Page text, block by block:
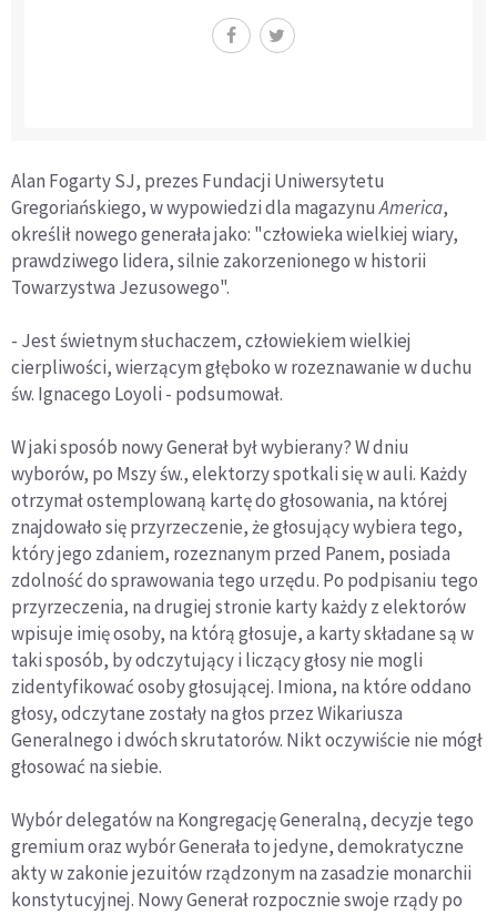
Alan Fogarty SJ, prezes Fundacji Uniwersytetu
Gregoriańskiego, w wypowiedzi dla magazynuAmerica,
określił nowego generała jako: "człowieka wielkiej wiary,
prawdziwego lidera, silnie zakorzenionego w historii
Towarzystwa Jezusowego".
- Jest świetnym słuchaczem, człowiekiem wielkiej
cierpliwości, wierzącym głęboko w rozeznawanie w duchu
św. Ignacego Loyoli - podsumował.
W jaki sposób nowy Generał był wybierany? W dniu
wyborów, po Mszy św., elektorzy spotkali się w auli. Każdy
otrzymał ostemplowaną kartę do głosowania, na której
znajdowało się przyrzeczenie, że głosujący wybiera tego,
który jego zdaniem, rozeznanym przed Panem, posiada
zdolność do sprawowania tego urzędu. Po podpisaniu tego
przyrzeczenia, na drugiej stronie karty każdy z elektorów
wpisuje imię osoby, na którą głosuje, a karty składane są w
taki sposób, by odczytujący i liczący głosy nie mogli
zidentyfikować osoby głosującej. Imiona, na które oddano
głosy, odczytane zostały na głos przez Wikariusza
Generalnego i dwóch skrutatorów. Nikt oczywiście nie mógł
głosować na siebie.
Wybór delegatów na Kongregację Generalną, decyzje tego
gremium oraz wybór Generała to jedyne, demokratyczne
akty w zakonie jezuitów rządzonym na zasadzie monarchii
konstytucyjnej. Nowy Generał rozpocznie swoje rządy po